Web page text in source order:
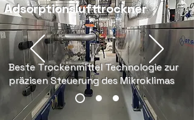
Adsorptionslufttrockner
Beste Trockenmittel Technologie zur
präzisen Steuerung des Mikroklimas